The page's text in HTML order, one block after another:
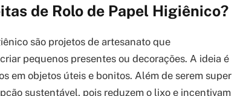
de Rolo de Papel Higiênico?
são projetos de artesanato que
pequenos presentes ou decorações. A ideia é
em objetos úteis e bonitos. Além de serem super
sustentável, pois reduzem o lixo e incentivam